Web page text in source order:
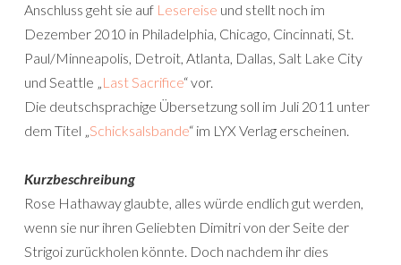
Anschluss geht sie auf Lesereise und stellt noch im
Dezember 2010 in Philadelphia, Chicago, Cincinnati, St.
Paul/Minneapolis, Detroit, Atlanta, Dallas, Salt Lake City
und Seattle „Last Sacrifice“ vor.
Die deutschsprachige Übersetzung soll im Juli 2011 unter
dem Titel „Schicksalsbande“ im LYX Verlag erscheinen.
Kurzbeschreibung
Rose Hathaway glaubte, alles würde endlich gut werden,
wenn sie nur ihren Geliebten Dimitri von der Seite der
Strigoi zurückholen könnte. Doch nachdem ihr dies